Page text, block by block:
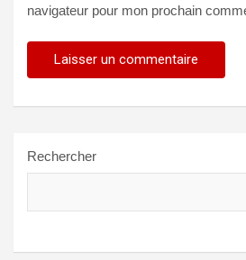
navigateur pour mon prochain
Rechercher